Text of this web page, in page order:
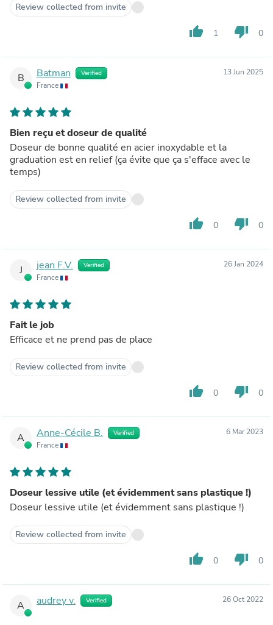
Review collected from invite
thumb_up 1 thumb_down 0
B Batman Verified
France
13 Jun 2025
Bien reçu et doseur de qualité
Doseur de bonne qualité en acier inoxydable et la
graduation est en relief (ça évite que ça s'efface avec le
temps)
Review collected from invite
thumb_up 0 thumb_down 0
J jean F.V. Verified
France
26 Jan 2024
Fait le job
Efficace et ne prend pas de place
Review collected from invite
thumb_up 0 thumb_down 0
A Anne-Cécile B. Verified
France
6 Mar 2023
Doseur lessive utile (et évidemment sans plastique !)
Doseur lessive utile (et évidemment sans plastique !)
Review collected from invite
thumb_up 0 thumb_down 0
A audrey v. Verified 26 Oct 2022